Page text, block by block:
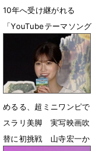
10年へ受け継がれる
「YouTubeテーマソング
２」MV公開
8月14日 23時27分
めるる、超ミニワンピで
スラリ美脚 実写映画吹
替に初挑戦 山寺宏一か